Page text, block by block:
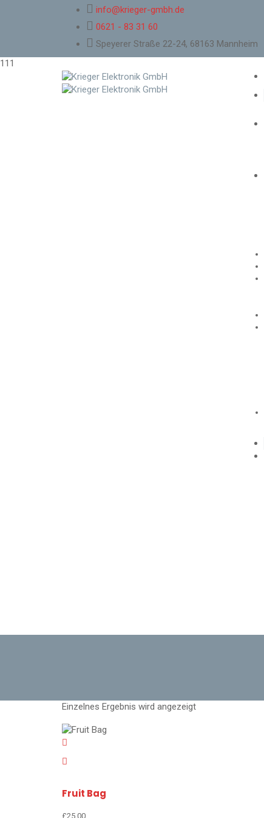
info@krieger-gmbh.de
0621 - 83 31 60
Speyerer Straße 22-24, 68163 Mannheim
111
Einzelnes Ergebnis wird angezeigt
Fruit Bag
£25.00